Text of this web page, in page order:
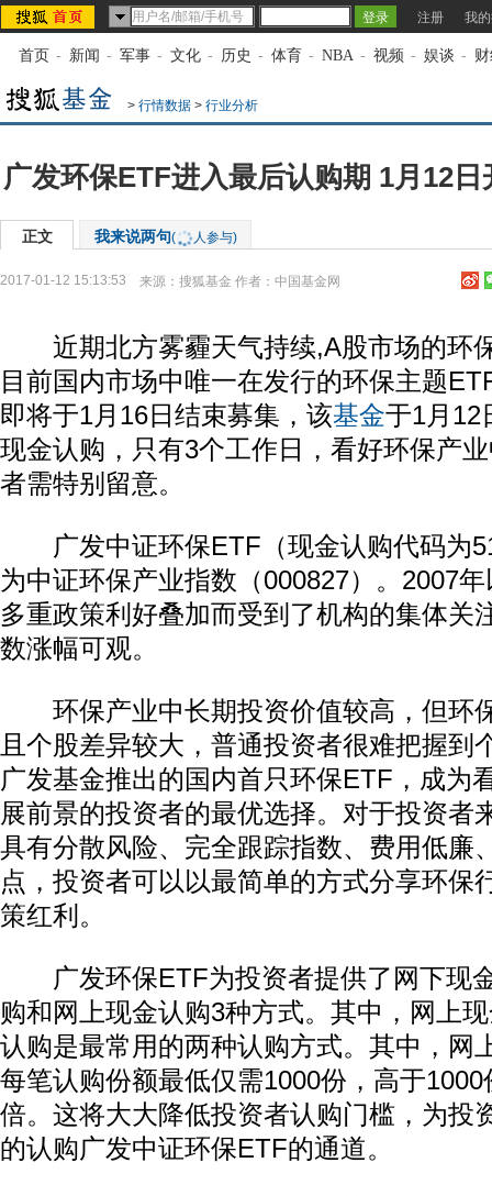
注册 我
首页 - 新闻 - 军事 - 文化 - 历史 - 体育 - NBA - 视频 - 娱谈 -
> 行情数据 > 行业分析
广发环保ETF进入最后认购期 1月12
正文 我来说两句( 人参与)
2017-01-12 15:13:53 来源： 搜狐基金 作者：中国基金网
近期北方雾霾天气持续,A股市场的环
目前国内市场中唯一在发行的环保主题
即将于1月16日结束募集，该基金于1月12
现金认购，只有3个工作日，看好环保产
者需特别留意。
广发中证环保ETF（现金认购代码为
为中证环保产业指数（000827）。2007
多重政策利好叠加而受到了机构的集体关
数涨幅可观。
环保产业中长期投资价值较高，但环
且个股差异较大，普通投资者很难把握到
广发基金推出的国内首只环保ETF，成为
展前景的投资者的最优选择。对于投资者
具有分散风险、完全跟踪指数、费用低廉
点，投资者可以以最简单的方式分享环保
策红利。
广发环保ETF为投资者提供了网下现
购和网上现金认购3种方式。其中，网上
认购是最常用的两种认购方式。其中，网
每笔认购份额最低仅需1000份，高于
倍。这将大大降低投资者认购门槛，为投
的认购广发中证环保ETF的通道。